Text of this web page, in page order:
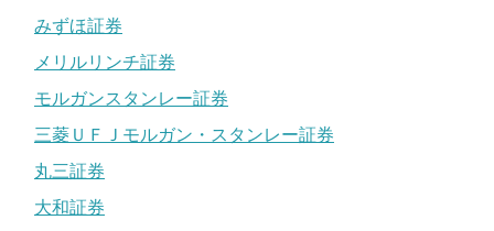
みずほ証券
メリルリンチ証券
モルガンスタンレー証券
三菱ＵＦＪモルガン・スタンレー証券
丸三証券
大和証券